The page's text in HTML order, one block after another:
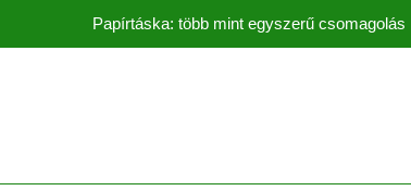
Papírtáska: több mint egyszerű csomagolás